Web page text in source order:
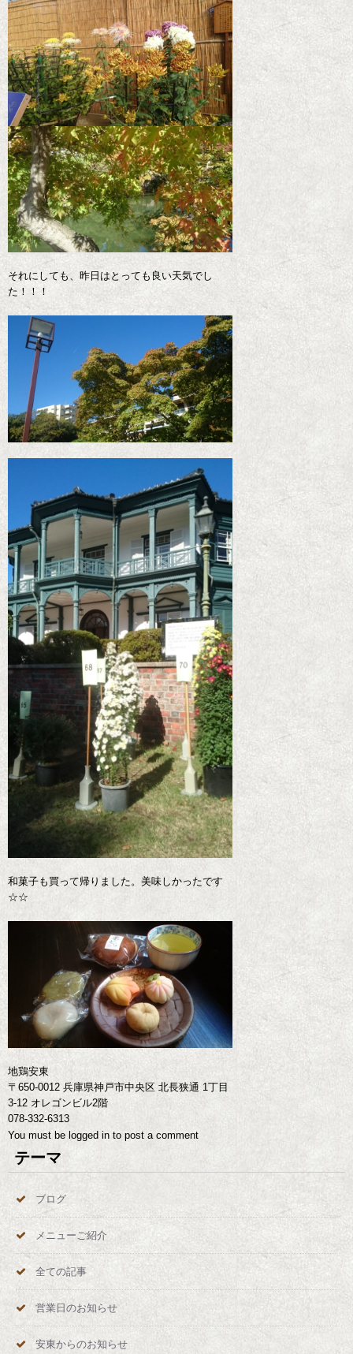
それにしても、昨日はとっても良い天気でし
た！！！
和菓子も買って帰りました。美味しかったです
☆☆
地鶏安東
〒650-0012 兵庫県神戸市中央区 北長狭通 1丁目
3-12 オレゴンビル2階
078-332-6313
You must be logged in to post a comment
テーマ
ブログ
メニューご紹介
全ての記事
営業日のお知らせ
安東からのお知らせ